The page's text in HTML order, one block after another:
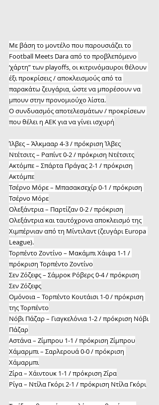
Με βάση το μοντέλο που παρουσιάζει το
Football Meets Dara από το προβλεπόμενο
‘χάρτη” των playoffs, οι κιτρινόμαυροι θέλουν
έξι προκρίσεις / αποκλεισμούς από τα
παρακάτω ζευγάρια, ώστε να μπορέσουν να
μπουν στην προνομιούχο λίστα.
Ο συνδυασμός αποτελεσμάτων / προκρίσεων
που θέλει η ΑΕΚ για να γίνει ισχυρή
Ίλβες – Άλκμααρ 4-3 / πρόκριση Ίλβες
Ντέτσιτς – Ραπίντ 0-2 / πρόκριση Ντέτσιτς
Ακτόμπε – Σπάρτα Πράγας 2-1 / πρόκριση
Ακτόμπε
Τσέρνο Μόρε – Μπασακσεχίρ 0-1 / πρόκριση
Τσέρνο Μόρε
Ολεξάντρια – Παρτίζαν 0-2 / πρόκριση
Ολεξάντρια και ταυτόχρονα αποκλεισμό της
Χιμπέρνιαν από τη Μίντιλαντ (ζευγάρι Europa
League).
Τορπέντο Ζοντίνο – Μακάμπι Χάιφα 1-1 /
πρόκριση Τορπέντο Ζοντίνο
Σεν Ζόζεφς – Σάμροκ Ρόβερς 0-4 / πρόκριση
Σεν Ζόζεφς
Ομόνοια – Τορπέντο Κουτάισι 1-0 / πρόκριση
της Τορπέντο
Νόβι Πάζαρ – Γιαγκελόνια 1-2 / πρόκριση Νόβι
Πάζαρ
Αστάνα – Ζίμπρου 1-1 / πρόκριση Ζίμπρου
Χάμαρμπι – Σαρλερουά 0-0 / πρόκριση
Χάμαρμπι
Ζίρα – Χάιντουκ 1-1 / πρόκριση Ζίρα
Ρίγα – Ντίλα Γκόρι 2-1 / πρόκριση Ντίλα Γκόρι